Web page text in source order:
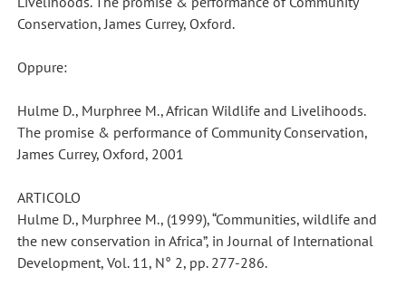
Conservation, James Currey, Oxford.
Oppure:
Hulme D., Murphree M., African Wildlife and Livelihoods.
The promise & performance of Community Conservation,
James Currey, Oxford, 2001
ARTICOLO
Hulme D., Murphree M., (1999), “Communities, wildlife and
the new conservation in Africa”, in Journal of International
Development, Vol. 11, N° 2, pp. 277-286.